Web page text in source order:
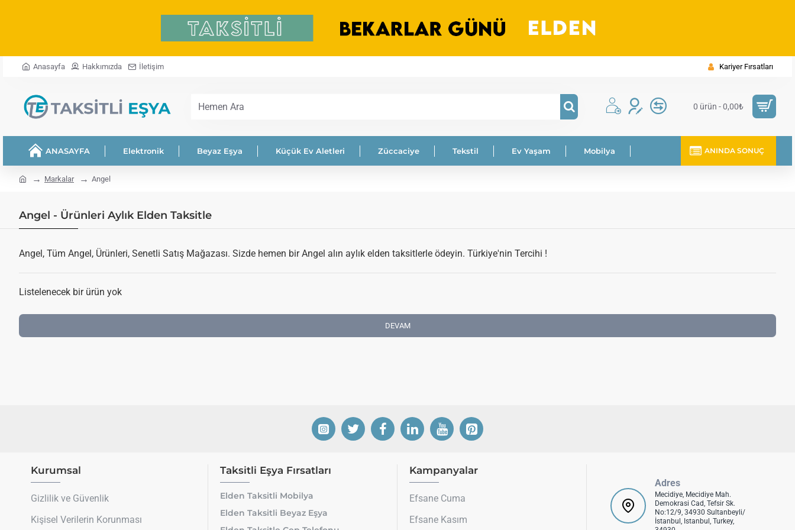
Anasayfa Hakkımızda İletişim Kariyer Fırsatları
Hemen
0 ürün - 0,00₺
ANASAYFA Elektronik Beyaz Eşya Küçük Ev Aletleri Züccaciye Tekstil Ev Yaşam Mobilya ANINDA SONUÇ
home Markalar Angel
Angel - Ürünleri Aylık Elden Taksitle
Angel, Tüm Angel, Ürünleri, Senetli Satış Mağazası. Sizde hemen bir Angel alın aylık elden taksitlerle ödeyin. Türkiye'nin Tercihi !
Listelenecek bir ürün yok
DEVAM
Kurumsal
Gizlilik ve Güvenlik
Kişisel Verilerin Korunması
Taksitli Eşya Fırsatları
Elden Taksitli Mobilya
Elden Taksitli Beyaz Eşya
Kampanyalar
Efsane Cuma
Efsane Kasım
Adres
Mecidiye, Mecidiye Mah.
Demokrasi Cad, Tefsir Sk.
No:12/9, 34930 Sultanbeyli/
İstanbul, Istanbul, Turkey,